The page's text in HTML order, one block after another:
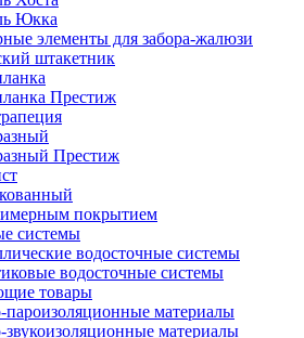
Юкка
элементы для забора-жалюзи
штакетник
Престиж
Престиж
покрытием
системы
водосточные системы
водосточные системы
товары
пароизоляционные материалы
звукоизоляционные материалы